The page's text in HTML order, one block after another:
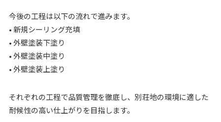
今後の工程は以下の流れで進みます。
• 新規シーリング充填
• 外壁塗装下塗り
• 外壁塗装中塗り
• 外壁塗装上塗り
それぞれの工程で品質管理を徹底し、別荘地の環境に適した
耐候性の高い仕上がりを目指します。